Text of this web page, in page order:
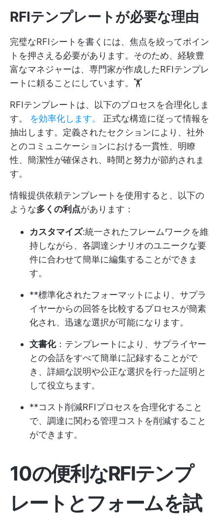
RFIテンプレートが必要な理由
完璧なRFIシートを書くには、焦点を絞ってポイン
トを押さえる必要があります。そのため、経験豊
富なマネジャーは、専門家が作成したRFIテンプレ
ートに頼ることにしています。🏋️
RFIテンプレートは、以下のプロセスを合理化しま
す。 を効率化します。
正式な構造に従って情報を
抽出します。定義されたセクションにより、社外
とのコミュニケーションにおける一貫性、明瞭
性、簡潔性が確保され、時間と努力が節約されま
す。
情報提供依頼テンプレートを使用すると、以下の
ような多くの利点があります：
カスタマイズ:統一されたフレームワークを維
持しながら、各調達シナリオのユニークな要
件に合わせて簡単に編集することができま
す。
**標準化されたフォーマットにより、サプラ
イヤーからの回答を比較するプロセスが簡素
化され、迅速な選択が可能になります。
文書化：テンプレートにより、サプライヤー
との会話をすべて簡単に記録することがで
き、詳細な説明や公正な選択を行った証明と
して役立ちます。
**コスト削減RFIプロセスを合理化すること
で、調達に関わる管理コストを削減すること
ができます。
10の便利なRFIテンプ
レートとフォームを試